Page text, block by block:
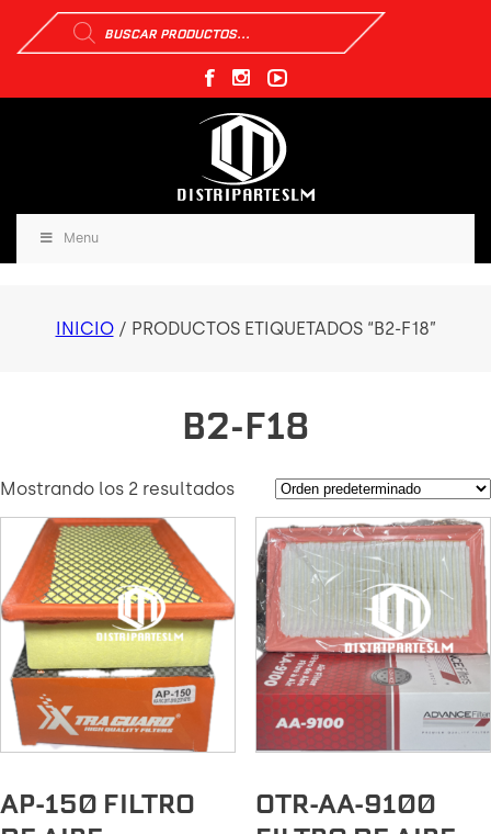
Búsqueda
de
productos
Menu
INICIO/ PRODUCTOS ETIQUETADOS “B2-F18”
B2-F18
Mostrando los 2 resultados
AP-150 FILTRO
OTR-AA-9100